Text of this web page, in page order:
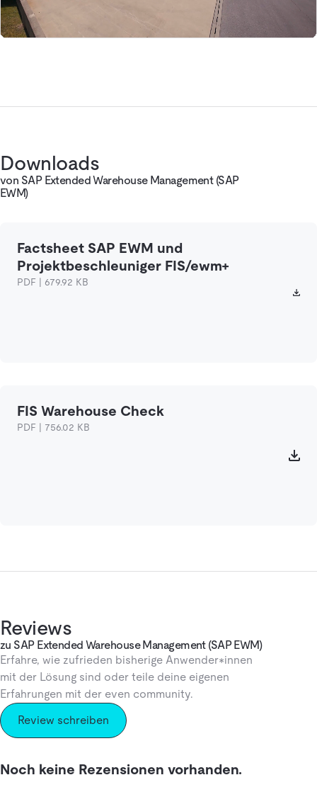
Downloads
von SAP Extended Warehouse Management (SAP
EWM)
Factsheet SAP EWM und
Projektbeschleuniger FIS/ewm+
PDF | 679.92 KB
FIS Warehouse Check
PDF | 756.02 KB
Reviews
zu SAP Extended Warehouse Management (SAP EWM)
Erfahre, wie zufrieden bisherige Anwender*innen
mit der Lösung sind oder teile deine eigenen
Erfahrungen mit der even community.
Review schreiben
Noch keine Rezensionen vorhanden.